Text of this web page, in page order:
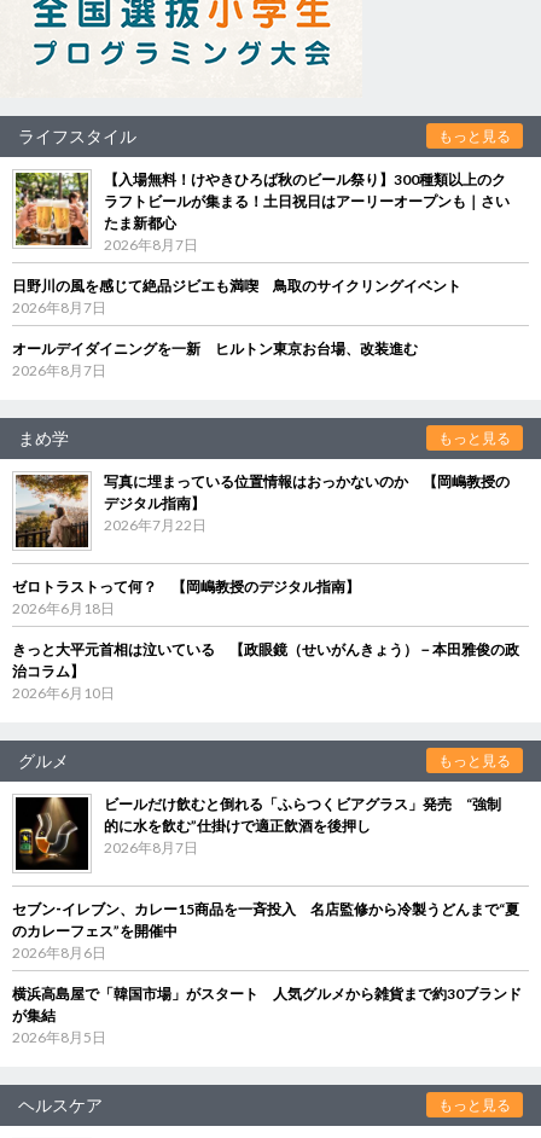
ライフスタイル もっと見る
【入場無料！けやきひろば秋のビール祭り】300種類以上のク
ラフトビールが集まる！土日祝日はアーリーオープンも｜さい
たま新都心
2026年8月7日
日野川の風を感じて絶品ジビエも満喫 鳥取のサイクリングイベント
2026年8月7日
オールデイダイニングを一新 ヒルトン東京お台場、改装進む
2026年8月7日
まめ学 もっと見る
写真に埋まっている位置情報はおっかないのか 【岡嶋教授の
デジタル指南】
2026年7月22日
ゼロトラストって何？ 【岡嶋教授のデジタル指南】
2026年6月18日
きっと大平元首相は泣いている 【政眼鏡（せいがんきょう）－本田雅俊の政
治コラム】
2026年6月10日
グルメ もっと見る
ビールだけ飲むと倒れる「ふらつくビアグラス」発売 “強制
的に水を飲む”仕掛けで適正飲酒を後押し
2026年8月7日
セブン‐イレブン、カレー15商品を一斉投入 名店監修から冷製うどんまで“夏
のカレーフェス”を開催中
2026年8月6日
横浜高島屋で「韓国市場」がスタート 人気グルメから雑貨まで約30ブランド
が集結
2026年8月5日
ヘルスケア もっと見る